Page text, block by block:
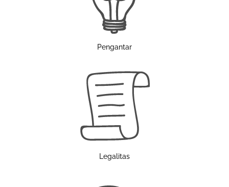
Pengantar
Legalitas